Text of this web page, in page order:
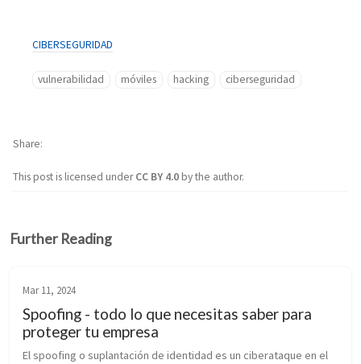
CIBERSEGURIDAD
vulnerabilidad móviles hacking ciberseguridad
This post is licensed underCC BY 4.0by the author.
Share
Further Reading
Mar 11, 2024
Spoofing - todo lo que necesitas saber para
proteger tu empresa
El spoofing o suplantación de identidad es un ciberataque en el